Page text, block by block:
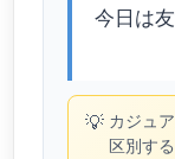
今日は
💡 カジュ
区別す